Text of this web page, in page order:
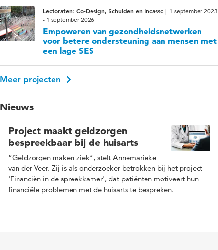
Lectoraten: Co-Design, Schulden en Incasso
1 september 2023
- 1 september 2026
Empoweren van gezondheidsnetwerken
voor betere ondersteuning aan mensen met
een lage SES
Meer projecten
Nieuws
Project maakt geldzorgen
bespreekbaar bij de huisarts
“Geldzorgen maken ziek”, stelt Annemarieke
van der Veer. Zij is als onderzoeker betrokken bij het project
'Financiën in de spreekkamer', dat patiënten motiveert hun
financiële problemen met de huisarts te bespreken.